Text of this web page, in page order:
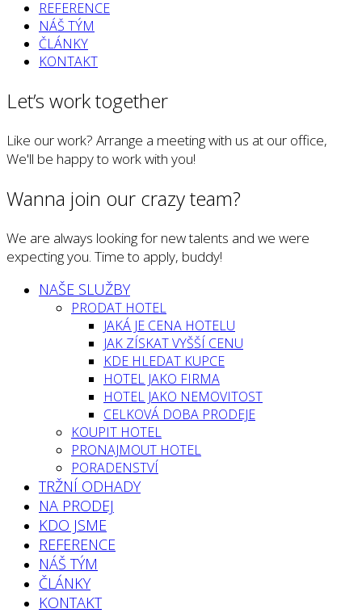
REFERENCE
NÁŠ TÝM
ČLÁNKY
KONTAKT
Let’s work together
Like our work? Arrange a meeting with us at our office,
We'll be happy to work with you!
Wanna join our crazy team?
We are always looking for new talents and we were
expecting you. Time to apply, buddy!
NAŠE SLUŽBY
PRODAT HOTEL
JAKÁ JE CENA HOTELU
JAK ZÍSKAT VYŠŠÍ CENU
KDE HLEDAT KUPCE
HOTEL JAKO FIRMA
HOTEL JAKO NEMOVITOST
CELKOVÁ DOBA PRODEJE
KOUPIT HOTEL
PRONAJMOUT HOTEL
PORADENSTVÍ
TRŽNÍ ODHADY
NA PRODEJ
KDO JSME
REFERENCE
NÁŠ TÝM
ČLÁNKY
KONTAKT